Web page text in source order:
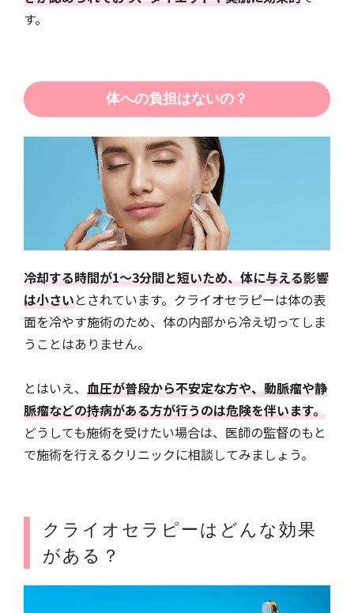
す。
体への負担はないの？
冷却する時間が1〜3分間と短いため、体に与える影響
は小さいとされています。クライオセラピーは体の表
面を冷やす施術のため、体の内部から冷え切ってしま
うことはありません。
とはいえ、 血圧が普段から不安定な方や、動脈瘤や静
脈瘤などの持病がある方が行うのは危険を伴います。
どうしても施術を受けたい場合は、医師の監督のもと
で施術を行えるクリニックに相談してみましょう。
クライオセラピーはどんな効果
がある？